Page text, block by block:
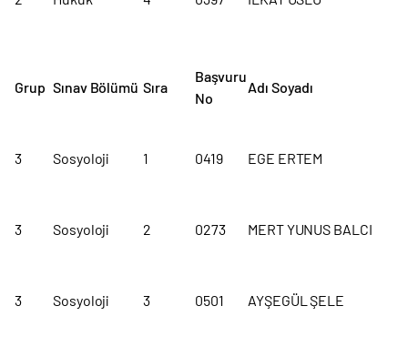
Grup Sınav Bölümü Sıra
Başvuru
No
Adı Soyadı
3 Sosyoloji 1 0419 EGE ERTEM
3 Sosyoloji 2 0273 MERT YUNUS BALCI
3 Sosyoloji 3 0501 AYŞEGÜL ŞELE